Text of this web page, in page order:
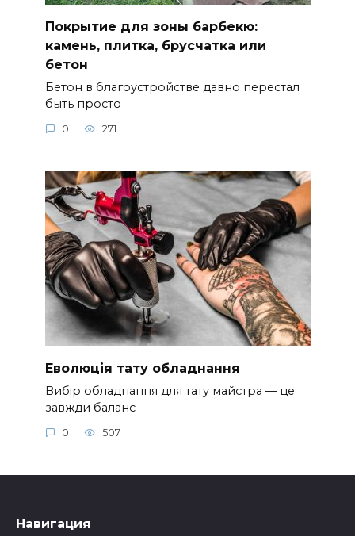
Покрытие для зоны барбекю:
камень, плитка, брусчатка или
бетон
Бетон в благоустройстве давно перестал
быть просто
0 271
Еволюція тату обладнання
Вибір обладнання для тату майстра — це
завжди баланс
0 507
Навигация